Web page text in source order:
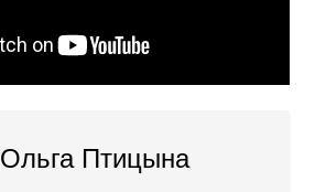
Ольга Птицына